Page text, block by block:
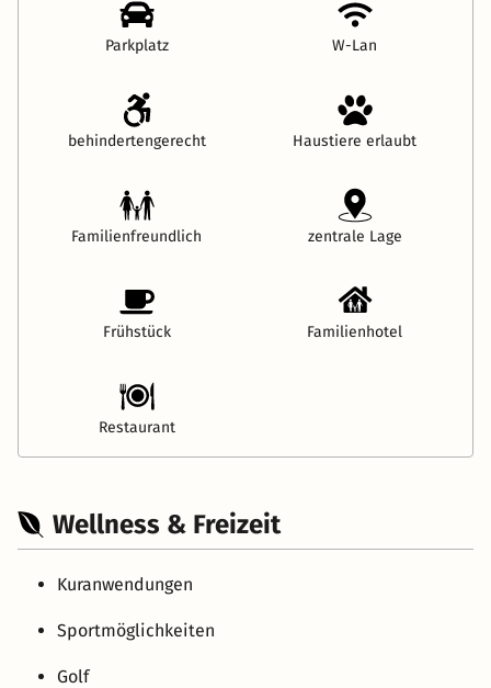
Parkplatz W-Lan
behindertengerecht Haustiere erlaubt
Familienfreundlich zentrale Lage
Frühstück Familienhotel
Restaurant
Wellness & Freizeit
Kuranwendungen
Sportmöglichkeiten
Golf